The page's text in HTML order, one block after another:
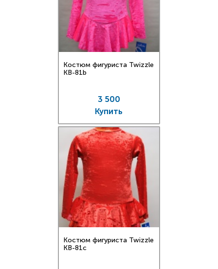
Костюм фигуриста Twizzle
KB-81b
3 500
Купить
Костюм фигуриста Twizzle
KB-81c